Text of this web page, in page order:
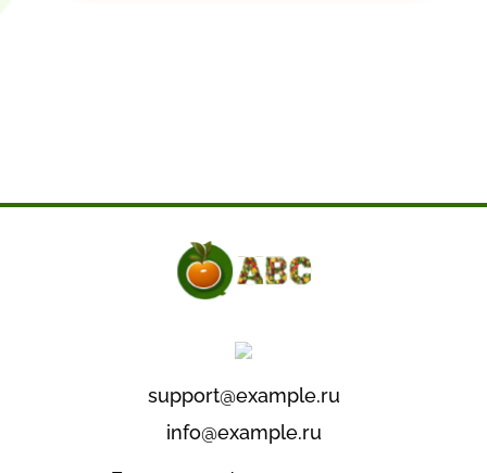
support@example.ru
info@example.ru